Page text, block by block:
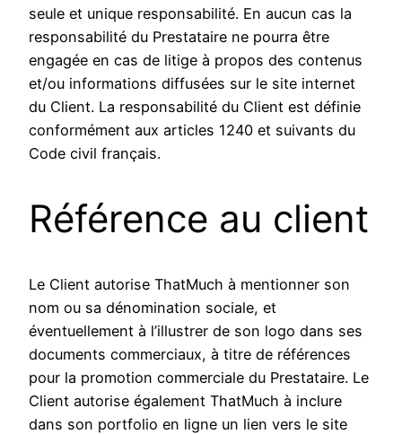
seule et unique responsabilité. En aucun cas la
responsabilité du Prestataire ne pourra être
engagée en cas de litige à propos des contenus
et/ou informations diffusées sur le site internet
du Client. La responsabilité du Client est définie
conformément aux articles 1240 et suivants du
Code civil français.
Référence au client
Le Client autorise ThatMuch à mentionner son
nom ou sa dénomination sociale, et
éventuellement à l’illustrer de son logo dans ses
documents commerciaux, à titre de références
pour la promotion commerciale du Prestataire. Le
Client autorise également ThatMuch à inclure
dans son portfolio en ligne un lien vers le site